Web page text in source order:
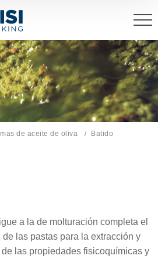
Spa
de aceite de oliva Página actual:
Batido
a la de molturación completa el
las pastas para la extracción y
las propiedades fisicoquímicas y